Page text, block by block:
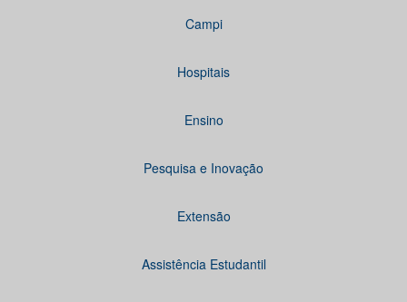
Campi
Hospitais
Ensino
Pesquisa e Inovação
Extensão
Assistência Estudantil